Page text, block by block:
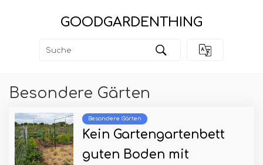
GOODGARDENTHING
Besondere Gärten
Besondere Gärten
Kein Gartengartenbett
guten Boden mit